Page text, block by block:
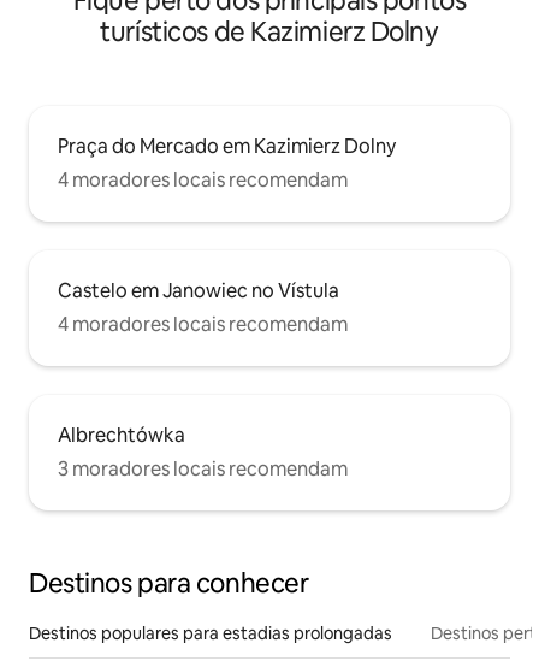
turísticos de Kazimierz Dolny
Praça do Mercado em Kazimierz Dolny
4 moradores locais recomendam
Castelo em Janowiec no Vístula
4 moradores locais recomendam
Albrechtówka
3 moradores locais recomendam
Destinos para conhecer
Destinos populares para estadias prolongadas Destinos